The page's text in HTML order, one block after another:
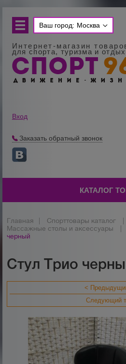
Ваш город: Москва
Интернет-магазин
для спорта, туризма и
Вход
Заказать обратный звонок
КАТАЛОГ
Главная Спорттовары каталог
Массажные столы и аксессуары
черный
Стул Трио
<
Следующий